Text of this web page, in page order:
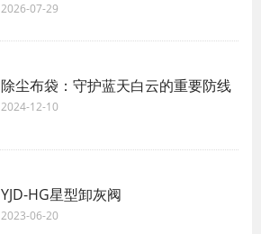
2026-07-29
除尘布袋：守护蓝天白云的重要防线
2024-12-10
YJD-HG星型卸灰阀
2023-06-20